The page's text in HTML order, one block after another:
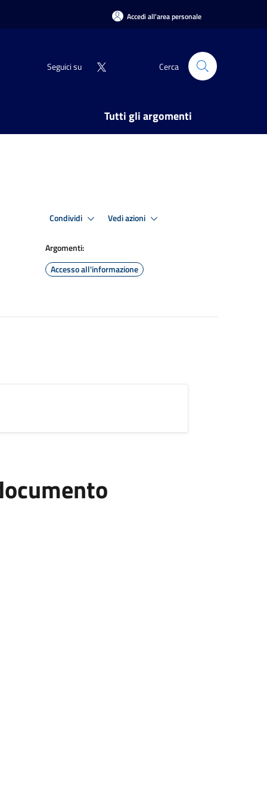
Accedi all'area personale
Seguici su Cerca
Tutti gli argomenti
Condividi Vedi azioni
Argomenti:
Accesso all'informazione